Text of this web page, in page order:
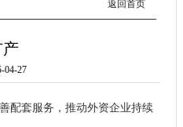
返回首页
产
04-27
配套服务，推动外资企业持续